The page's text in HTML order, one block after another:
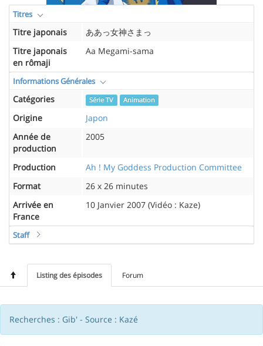
Titres
Titre japonais
ああっ女神さまっ
Titre japonais
en rômaji
Aa Megami-sama
Informations Générales
Catégories Série TV Animation
Origine
Japon
Année de
production
2005
Production
Ah ! My Goddess Production Committee
Format
26 x 26 minutes
Arrivée en
France
10 Janvier 2007 (Vidéo : Kaze)
Staff
Listing des épisodes Forum
Recherches : Gib' - Source : Kazé